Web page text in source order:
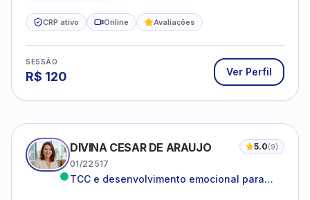
CRP ativo Online Avaliações
SESSÃO
R$ 120 Ver Perfil
DIVINA CESAR DE ARAUJO 5.0(9)
01/22517
TCC e desenvolvimento emocional para